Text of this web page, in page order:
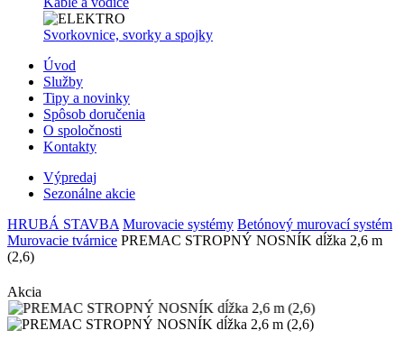
Svorkovnice, svorky a spojky
Úvod
Služby
Tipy a novinky
Spôsob doručenia
O spoločnosti
Kontakty
Výpredaj
Sezonálne akcie
HRUBÁ STAVBA Murovacie systémy Betónový murovací systém
Murovacie tvárnice PREMAC STROPNÝ NOSNÍK dĺžka 2,6 m
(2,6)
Akcia